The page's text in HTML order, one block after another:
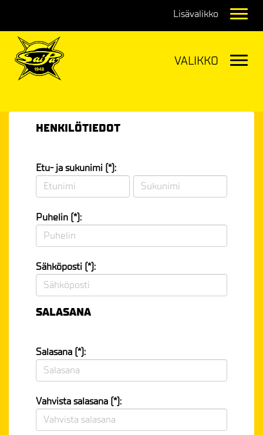
HENKILÖTIEDOT
Etu- ja sukunimi (*):
Puhelin (*):
Sähköposti (*):
SALASANA
Salasana (*):
Vahvista salasana (*):